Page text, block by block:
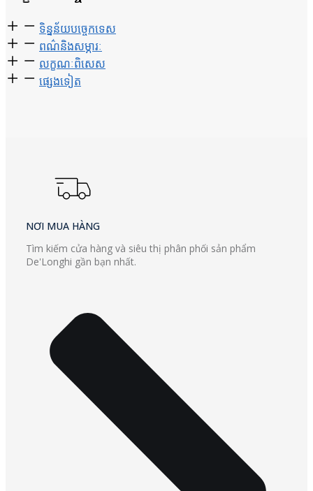
ទិន្នន័យ​បច្ចេកទេស
ពណ៌និងសម្ភារៈ
លក្ខណៈពិសេស
ផ្សេងទៀត
NƠI MUA HÀNG
Tìm kiếm cửa hàng và siêu thị phân phối sản phẩm
De'Longhi gần bạn nhất.